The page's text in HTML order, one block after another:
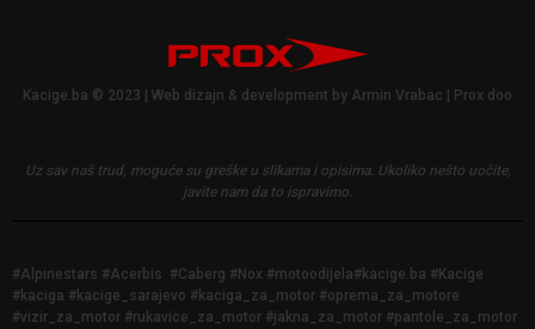
Kacige.ba © 2023 | Web dizajn & development by Armin Vrabac | Prox doo
Uz sav naš trud, moguće su greške u slikama i opisima. Ukoliko nešto uočite,
javite nam da to ispravimo.
#Alpinestars #Acerbis #Caberg #Nox #motoodijela#kacige.ba #Kacige
#kaciga #kacige_sarajevo #kaciga_za_motor #oprema_za_motore
#vizir_za_motor #rukavice_za_motor #jakna_za_motor #pantole_za_motor